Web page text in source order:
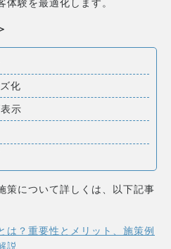
体験を最適化します。
化
示
策について詳しくは、以下記事
は？重要性とメリット、施策例
説